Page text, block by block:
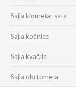
Sajla klometar sata
Sajla kočnice
Sajla kvačila
Sajla obrtomera